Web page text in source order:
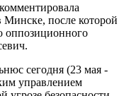
Минске, после которой
оппозиционного
сегодня (23 мая -
управлением